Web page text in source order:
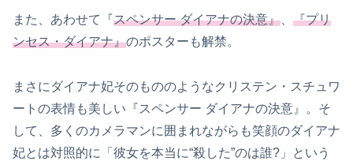
また、あわせて『スペンサー ダイアナの決意』
『プリ
ンセス・ダイアナ』のポスターも解禁。
まさにダイアナ妃そのもののようなクリステン・スチュワ
ートの表情も美しい『スペンサー ダイアナの決意』。そ
して、多くのカメラマンに囲まれながらも笑顔のダイアナ
妃とは対照的に「彼女を本当に“殺した”のは誰?」という